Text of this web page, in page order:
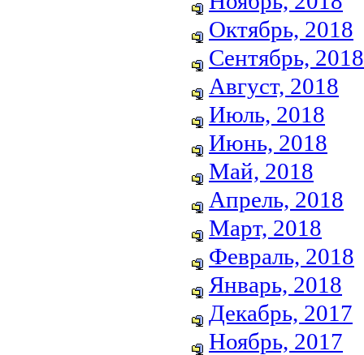
Октябрь, 2018
Сентябрь, 2018
Август, 2018
Июль, 2018
Июнь, 2018
Май, 2018
Апрель, 2018
Март, 2018
Февраль, 2018
Январь, 2018
Декабрь, 2017
Ноябрь, 2017